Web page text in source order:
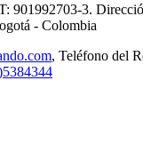
901992703-3.
- Colombia
, Teléfono del